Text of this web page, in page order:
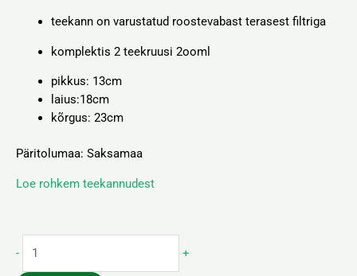
teekann on varustatud roostevabast terasest filtriga
komplektis 2 teekruusi 2ooml
pikkus: 13cm
laius:18cm
kõrgus: 23cm
Päritolumaa: Saksamaa
Loe rohkem teekannudest
- +